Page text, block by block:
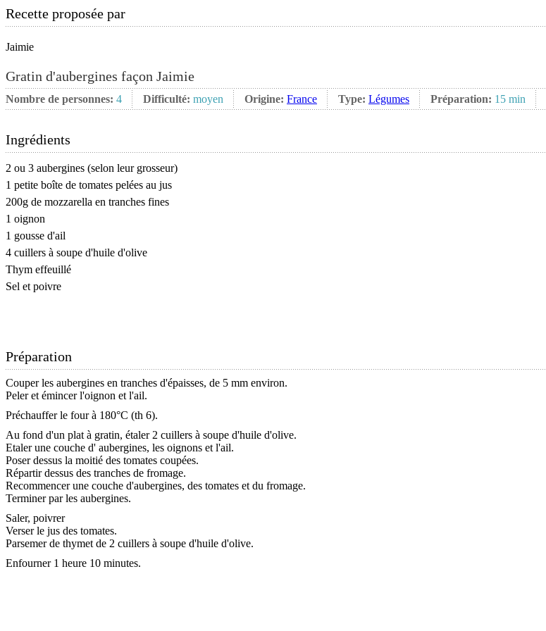
Recette proposée par
Jaimie
Gratin d'aubergines façon Jaimie
Nombre de personnes: 4 Difficulté: moyen Origine: France Type: Légumes Préparation: 15 min
Ingrédients
2 ou 3 aubergines (selon leur grosseur)
1 petite boîte de tomates pelées au jus
200g de mozzarella en tranches fines
1 oignon
1 gousse d'ail
4 cuillers à soupe d'huile d'olive
Thym effeuillé
Sel et poivre
Préparation
Couper les aubergines en tranches d'épaisses, de 5 mm environ.
Peler et émincer l'oignon et l'ail.
Préchauffer le four à 180°C (th 6).
Au fond d'un plat à gratin, étaler 2 cuillers à soupe d'huile d'olive.
Etaler une couche d' aubergines, les oignons et l'ail.
Poser dessus la moitié des tomates coupées.
Répartir dessus des tranches de fromage.
Recommencer une couche d'aubergines, des tomates et du fromage.
Terminer par les aubergines.
Saler, poivrer
Verser le jus des tomates.
Parsemer de thymet de 2 cuillers à soupe d'huile d'olive.
Enfourner 1 heure 10 minutes.